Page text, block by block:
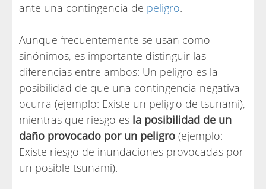
ante una contingencia de peligro.
Aunque frecuentemente se usan como
sinónimos, es importante distinguir las
diferencias entre ambos: Un peligro es la
posibilidad de que una contingencia negativa
ocurra (ejemplo: Existe un peligro de tsunami),
mientras que riesgo es la posibilidad de un
daño provocado por un peligro (ejemplo:
Existe riesgo de inundaciones provocadas por
un posible tsunami).